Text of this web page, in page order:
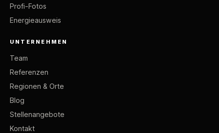
Profi-Fotos
Energieausweis
UNTERNEHMEN
Team
Referenzen
Regionen & Orte
Blog
Stellenangebote
Kontakt